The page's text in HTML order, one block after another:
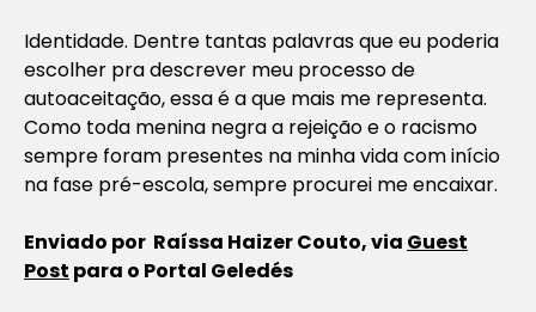
Identidade. Dentre tantas palavras que eu poderia
escolher pra descrever meu processo de
autoaceitação, essa é a que mais me representa.
Como toda menina negra a rejeição e o racismo
sempre foram presentes na minha vida com início
na fase pré-escola, sempre procurei me encaixar.
Enviado por Raíssa Haizer Couto, via Guest
Post para o Portal Geledés